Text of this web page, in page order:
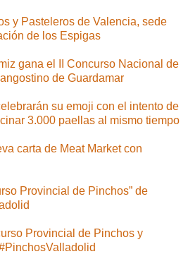
y Pasteleros de Valencia, sede
de los Espigas
gana el II Concurso Nacional de
de Guardamar
su emoji con el intento de
3.000 paellas al mismo tiempo
carta de Meat Market con
Provincial de Pinchos” de
Provincial de Pinchos y